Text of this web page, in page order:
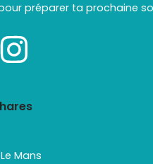
préparer ta prochaine
Mans